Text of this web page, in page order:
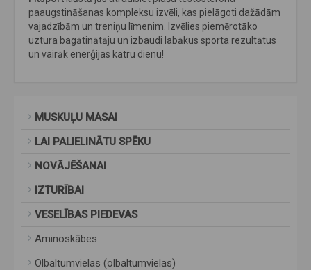
paaugstināšanas kompleksu izvēli, kas pielāgoti dažādām
vajadzībām un treniņu līmenim. Izvēlies piemērotāko
uztura bagātinātāju un izbaudi labākus sporta rezultātus
un vairāk enerģijas katru dienu!
MUSKUĻU MASAI
LAI PALIELINĀTU SPĒKU
NOVĀJĒŠANAI
IZTURĪBAI
VESELĪBAS PIEDEVAS
Aminoskābes
Olbaltumvielas (olbaltumvielas)